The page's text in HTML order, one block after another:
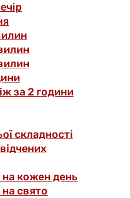
за 2 години
складності
кожен день
свято